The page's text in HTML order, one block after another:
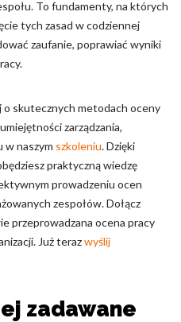
To fundamenty, na których
tych zasad w codziennej
zaufanie, poprawiać wyniki
o skutecznych metodach oceny
zarządzania,
w naszym szkoleniu. Dzięki
praktyczną wiedzę
prowadzeniu ocen
zespołów. Dołącz
przeprowadzana ocena pracy
Już terazwyślij
zadawane